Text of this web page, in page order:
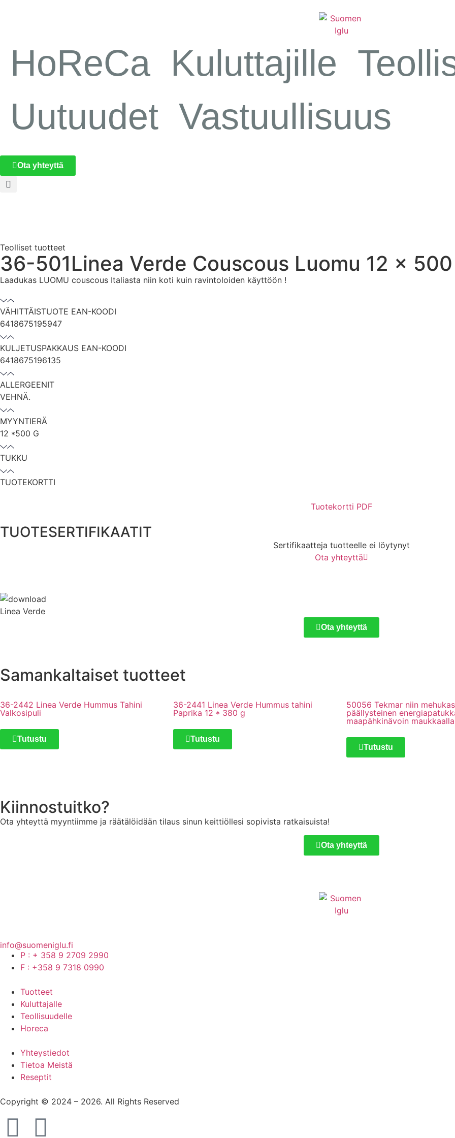
HoReCa Kuluttajille
Uutuudet Vastuullisuus
Ota yhteyttä
Teolliset tuotteet
36-501Linea Verde Couscous Luomu 12 x
Laadukas LUOMU couscous Italiasta niin koti kuin ravintoloiden käyttöön !
VÄHITTÄISTUOTE EAN-KOODI
6418675195947
KULJETUSPAKKAUS EAN-KOODI
6418675196135
ALLERGEENIT
VEHNÄ.
MYYNTIERÄ
12 *500 G
TUKKU
TUOTEKORTTI
Tuotekortti PDF
TUOTESERTIFIKAATIT
Sertifikaatteja tuotteelle ei löytynyt
Ota yhteyttä
Linea Verde
Ota yhteyttä
Samankaltaiset tuotteet
36-2442 Linea Verde Hummus Tahini
Valkosipuli
Tutustu
36-2441 Linea Verde Hummus tahini
Paprika 12 * 380 g
Tutustu
50056 Tekmar niin
päällysteinen
maapähkinävoin
Tutustu
Kiinnostuitko?
Ota yhteyttä myyntiimme ja räätälöidään tilaus sinun keittiöllesi sopivista ratkaisuista!
Ota yhteyttä
info@suomeniglu.fi
P : + 358 9 2709 2990
F : +358 9 7318 0990
Tuotteet
Kuluttajalle
Teollisuudelle
Horeca
Yhteystiedot
Tietoa Meistä
Reseptit
Copyright © 2024 – 2026. All Rights Reserved